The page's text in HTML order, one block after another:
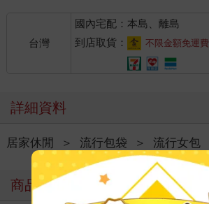
台灣
國內宅配：本島、離島
到店取貨：
不限金額免運費
詳細資料
居家休閒 ＞ 流行包袋 ＞ 流行女包
商品評價